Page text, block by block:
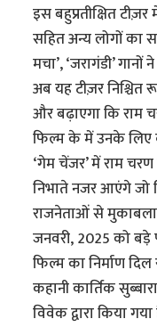
इस बहुप्रतीक्षित
सहित अन्य लोगों का
मचा’, ‘जरागंडी’
अब यह टीज़र
और बढ़ाएगा कि राम
फिल्म के में उनके लिए
‘गेम चेंजर’ में राम
निभाते नजर आएंगे जो
राजनेताओं से मुकाबला
जनवरी, 2025 को बड़े
फिल्म का निर्माण दिल
कहानी कार्तिक
विवेक द्वारा किया गया